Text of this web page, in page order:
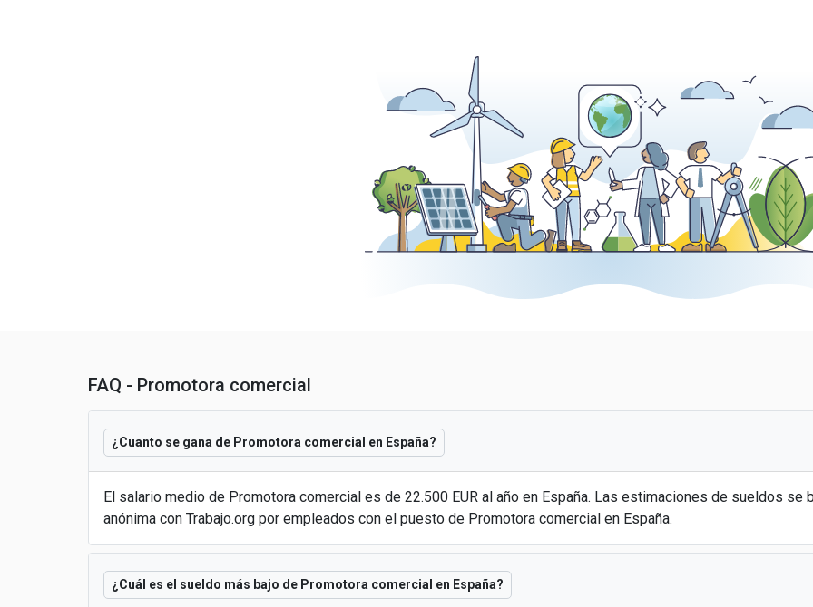
FAQ - Promotora comercial
¿Cuanto se gana de Promotora comercial en España?
El salario medio de Promotora comercial es de 22.500 EUR al año en España. Las estimaciones de sueldos
anónima con Trabajo.org por empleados con el puesto de Promotora comercial en España.
¿Cuál es el sueldo más bajo de Promotora comercial en España?